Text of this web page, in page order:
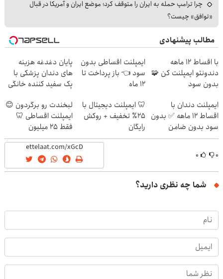
چرا ترامپ حمله به ایران را متوقف کرد؛ موضع ایران و آمریکا در قبال
«توافق» چیست؟
مطالب پیشنهادی
با اقساط 12 ماهه
دندونتو ایمپلنت کن 🧩
بدون سود
ایمپلنت اقساطی بدون
سود 👈 باز پرداخت تا
12 ماه
پایان دغدغه هزینه
های دندان پزشکی با
پک سفید کننده خانگی
ایمپلنت دندان با
اقساط 12 ماهه ✅ بدون
سود بدون ضامن
🦷 ایمپلنت دیجیتال با
۲۵٪ تخفیف + روکش
رایگان
لبخندت رو برگردون 😊
ایمپلنت اقساطی 🦷
فقط ۲۵ میلیون
۰ ۰
شما چه نظری دارید؟